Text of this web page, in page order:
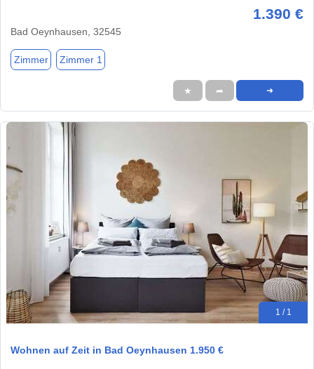
1.390 €
Bad Oeynhausen, 32545
Zimmer Zimmer 1
★ ➦ ➜
1 / 1
Wohnen auf Zeit in Bad Oeynhausen 1.950 €